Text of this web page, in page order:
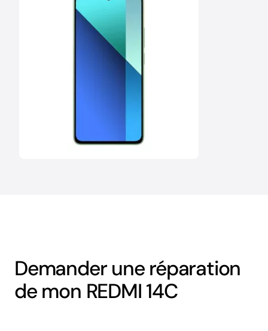
Demander une réparation
de mon REDMI 14C